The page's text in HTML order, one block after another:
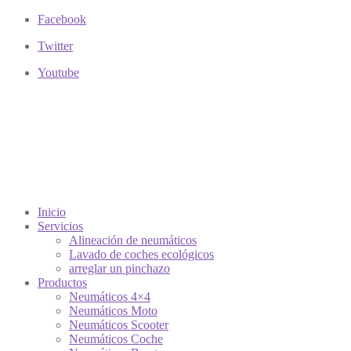
Facebook
Twitter
Youtube
Inicio
Servicios
Alineación de neumáticos
Lavado de coches ecológicos
arreglar un pinchazo
Productos
Neumáticos 4×4
Neumáticos Moto
Neumáticos Scooter
Neumáticos Coche